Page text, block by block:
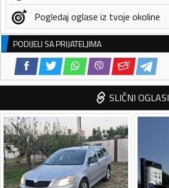
Pogledaj oglase iz tvoje okoline
PODIJELI SA PRIJATELJIMA
SLIČNI OGLASI